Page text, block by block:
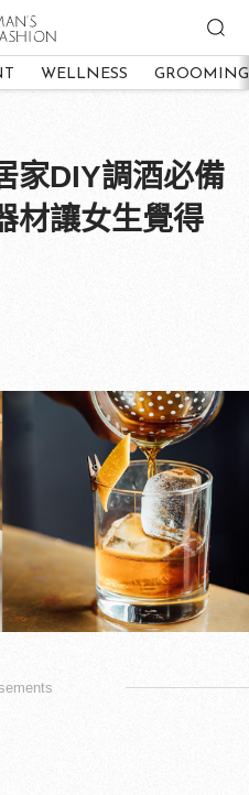
WELLNESS GROOMING
家DIY調酒必備
材讓女生覺得